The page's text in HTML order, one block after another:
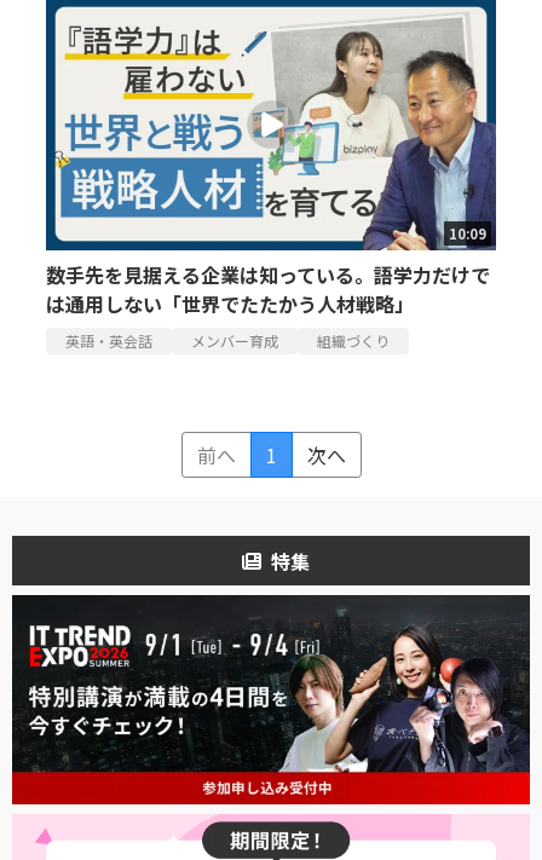
10:09
数手先を見据える企業は知っている。語学力だけで
は通用しない「世界でたたかう人材戦略」
英語・英会話 メンバー育成 組織づくり
前へ 1 次へ
特集